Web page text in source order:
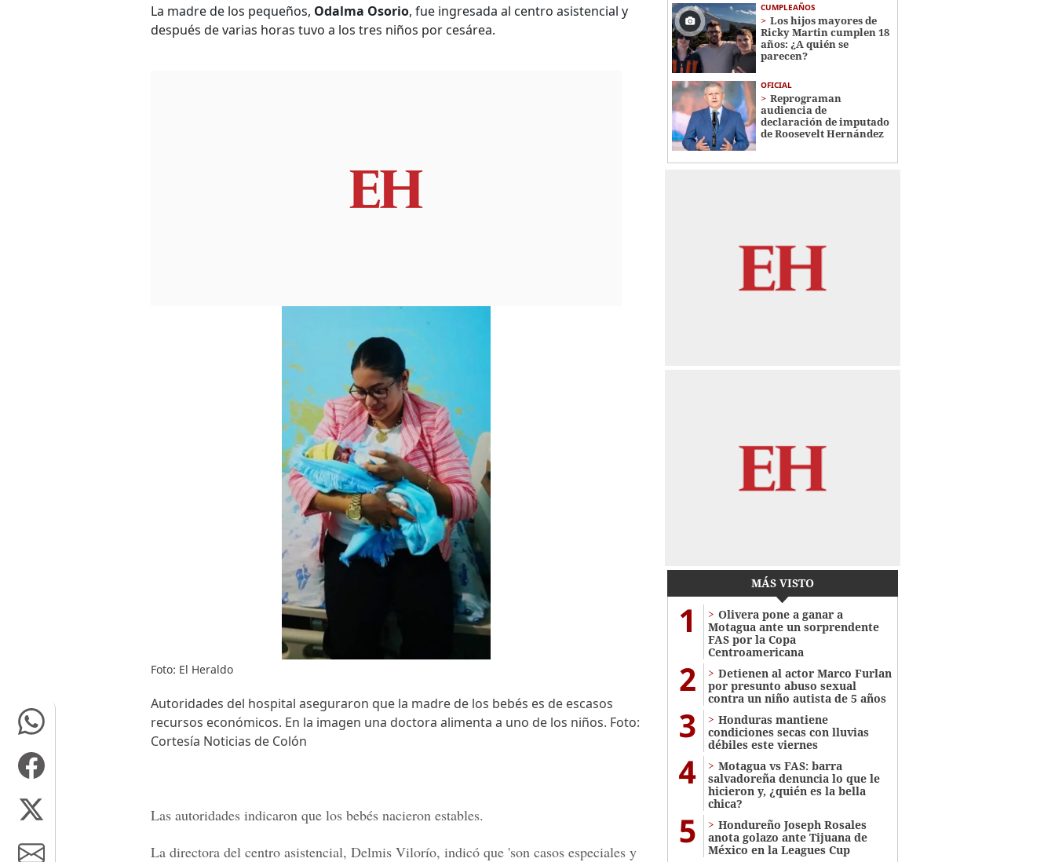
La madre de los pequeños, Odalma Osorio, fue ingresada al centro asistencial y
después de varias horas tuvo a los tres niños por cesárea.
Foto: El Heraldo
Autoridades del hospital aseguraron que la madre de los bebés es de escasos
recursos económicos. En la imagen una doctora alimenta a uno de los niños. Foto:
Cortesía Noticias de Colón
Las autoridades indicaron que los bebés nacieron estables.
La directora del centro asistencial, Delmis Vilorío, indicó que 'son casos especiales y
CUMPLEAÑOS
Los hijos mayores de
Ricky Martin cumplen 18
años: ¿A quién se
parecen?
OFICIAL
Reprograman
audiencia de
declaración de imputado
de Roosevelt Hernández
MÁS VISTO
1
Olivera pone a ganar a
Motagua ante un sorprendente
FAS por la Copa
Centroamericana
2
Detienen al actor Marco Furlan
por presunto abuso sexual
contra un niño autista de 5 años
3
Honduras mantiene
condiciones secas con lluvias
débiles este viernes
4
Motagua vs FAS: barra
salvadoreña denuncia lo que le
hicieron y, ¿quién es la bella
chica?
5
Hondureño Joseph Rosales
anota golazo ante Tijuana de
México en la Leagues Cup